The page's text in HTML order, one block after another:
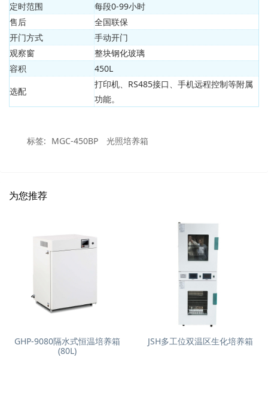
定时范围
每段0-99小时
售后
全国联保
开门方式
手动开门
观察窗
整块钢化玻璃
容积
450L
选配
打印机、RS485接口、手机远程控制等附属
功能。
标签: MGC-450BP 光照培养箱
为您推荐
GHP-9080隔水式恒温培养箱
(80L)
JSH多工位双温区生化培养箱